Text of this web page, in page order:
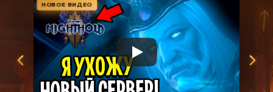
ᛏ
НОВОЕ ВИДЕО